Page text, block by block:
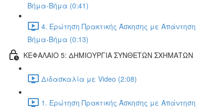
Βήμα-Βήμα (0:41)
4. Ερώτηση Πρακτικής Άσκησης με Απάντηση
Βήμα-Βήμα (0:13)
ΚΕΦΑΛΑΙΟ 5: ΔΗΜΙΟΥΡΓΙΑ ΣΥΝΘΕΤΩΝ ΣΧΗΜΑΤΩΝ
Διδασκαλία με Video (2:08)
1. Ερώτηση Πρακτικής Άσκησης με Απάντηση